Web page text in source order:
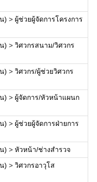
) > ผู้ช่วยผู้จัดการโครงการ
) > วิศวกรสนาม/วิศวกร
) > วิศวกร/ผู้ช่วยวิศวกร
) > ผู้จัดการ/หัวหน้าแผนก
) > ผู้ช่วยผู้จัดการฝ่ายการ
) > หัวหน้า/ช่างสำรวจ
) > วิศวกรอาวุโส